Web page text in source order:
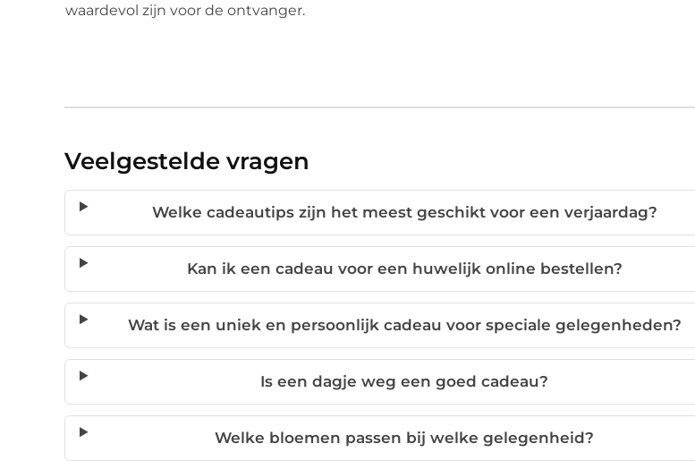
waardevol zijn voor de ontvanger.
Veelgestelde vragen
Welke cadeautips zijn het meest geschikt voor een verjaardag?
Kan ik een cadeau voor een huwelijk online bestellen?
Wat is een uniek en persoonlijk cadeau voor speciale gelegenheden?
Is een dagje weg een goed cadeau?
Welke bloemen passen bij welke gelegenheid?